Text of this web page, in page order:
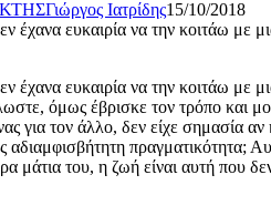
Γιώργος Ιατρίδης15/10/2018
ευκαιρία να την κοιτάω με
ευκαιρία να την κοιτάω με
όμως έβρισκε τον τρόπο και
για τον άλλο, δεν είχε σημασία
πραγματικότητα;
μάτια του, η ζωή είναι αυτή που